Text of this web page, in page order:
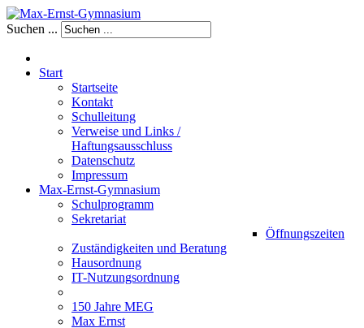
Suchen ...
Start
Startseite
Kontakt
Schulleitung
Verweise und Links /
Haftungsausschluss
Datenschutz
Impressum
Max-Ernst-Gymnasium
Schulprogramm
Sekretariat
Öffnungszeiten
Zuständigkeiten und Beratung
Hausordnung
IT-Nutzungsordnung
150 Jahre MEG
Max Ernst